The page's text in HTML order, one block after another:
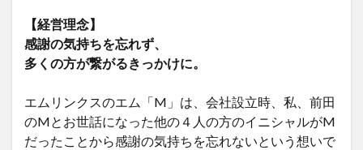
【経営理念】
感謝の気持ちを忘れず、
多くの方が繋がるきっかけに。
エムリンクスのエム「M」は、会社設立時、私、前田
のMとお世話になった他の４人の方のイニシャルがM
だったことから感謝の気持ちを忘れないという想いで